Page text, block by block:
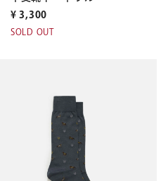
¥ 3,300
SOLD OUT